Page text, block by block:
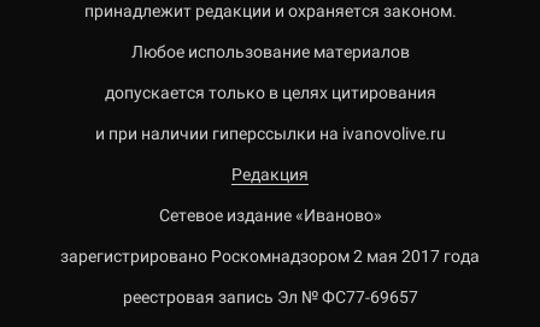
принадлежит редакции и охраняется законом.
Любое использование материалов
допускается только в целях цитирования
и при наличии гиперссылки на ivanovolive.ru
Редакция
Сетевое издание «Иваново»
зарегистрировано Роскомнадзором 2 мая 2017 года
реестровая запись Эл № ФС77-69657